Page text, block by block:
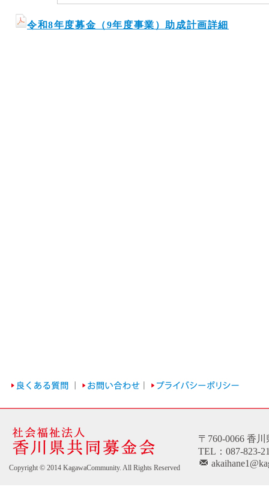
令和8年度募金（9年度事業）助成計画詳細
Copyright © 2014 KagawaCommunity. All Rights Reserved
〒760-0066 香
TEL：087-823-